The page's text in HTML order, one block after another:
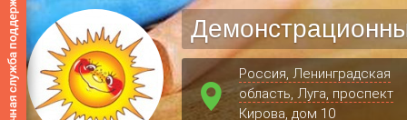
Россия, Ленинградская
область, Луга, проспект
Кирова, дом 10